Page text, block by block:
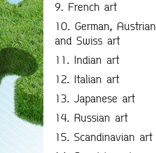
9. French art
10. German, Austrian
and Swiss art
11. Indian art
12. Italian art
13. Japanese art
14. Russian art
15. Scandinavian art